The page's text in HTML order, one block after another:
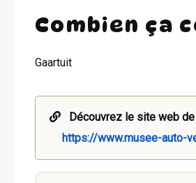
Combien ça
Gaartuit
Découvrez le site web
https://www.musee-auto-